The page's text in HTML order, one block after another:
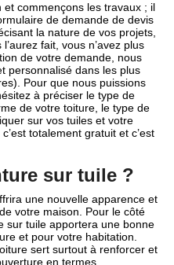
commençons les travaux ; il
de demande de devis
la nature de vos projets,
fait, vous n’avez plus
de votre demande, nous
personnalisé dans les plus
Pour que nous puissions
à préciser le type de
de votre toiture, le type de
sur vos tuiles et votre
totalement gratuit et c’est
sur tuile ?
une nouvelle apparence et
votre maison. Pour le côté
sur tuile apportera une bonne
et pour votre habitation.
sert surtout à renforcer et
en termes